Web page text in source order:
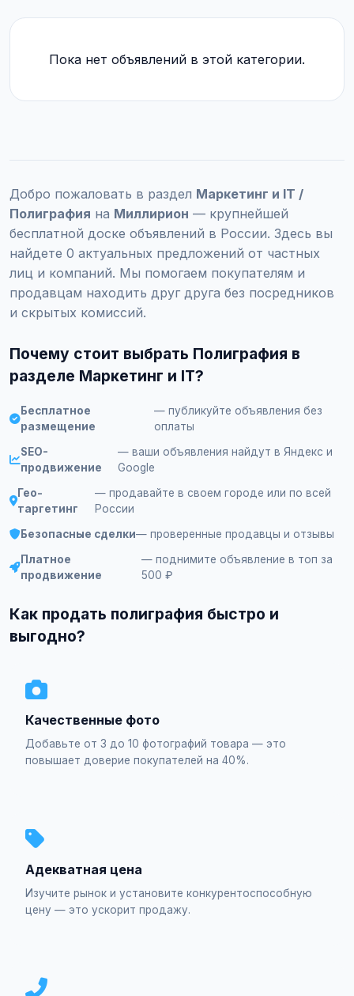
Пока нет объявлений в этой категории.
Добро пожаловать в раздел Маркетинг и IT /
Полиграфия на Миллирион — крупнейшей
бесплатной доске объявлений в России. Здесь вы
найдете 0 актуальных предложений от частных
лиц и компаний. Мы помогаем покупателям и
продавцам находить друг друга без посредников
и скрытых комиссий.
Почему стоит выбрать Полиграфия в
разделе Маркетинг и IT?
Бесплатное
размещение
— публикуйте объявления без
оплаты
SEO-
продвижение
— ваши объявления найдут в Яндекс и
Google
Гео-
таргетинг
— продавайте в своем городе или по всей
России
Безопасные сделки— проверенные продавцы и отзывы
Платное
продвижение
— поднимите объявление в топ за
500 ₽
Как продать полиграфия быстро и
выгодно?
Качественные фото
Добавьте от 3 до 10 фотографий товара — это
повышает доверие покупателей на 40%.
Адекватная цена
Изучите рынок и установите конкурентоспособную
цену — это ускорит продажу.